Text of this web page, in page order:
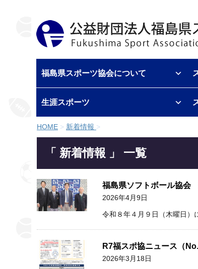
福島県スポーツ協会について
生涯スポーツ
HOME > 新着情報 >
「 新着情報 」 一覧
福島県ソフトボール協会
2026年4月9日
令和８年４月９日（木曜日
R7福スポ協ニュース（
2026年3月18日